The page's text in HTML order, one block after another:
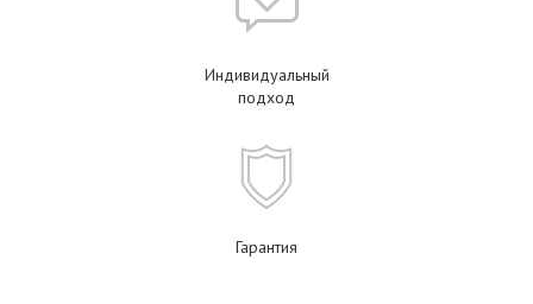
Индивидуальный
подход
Гарантия